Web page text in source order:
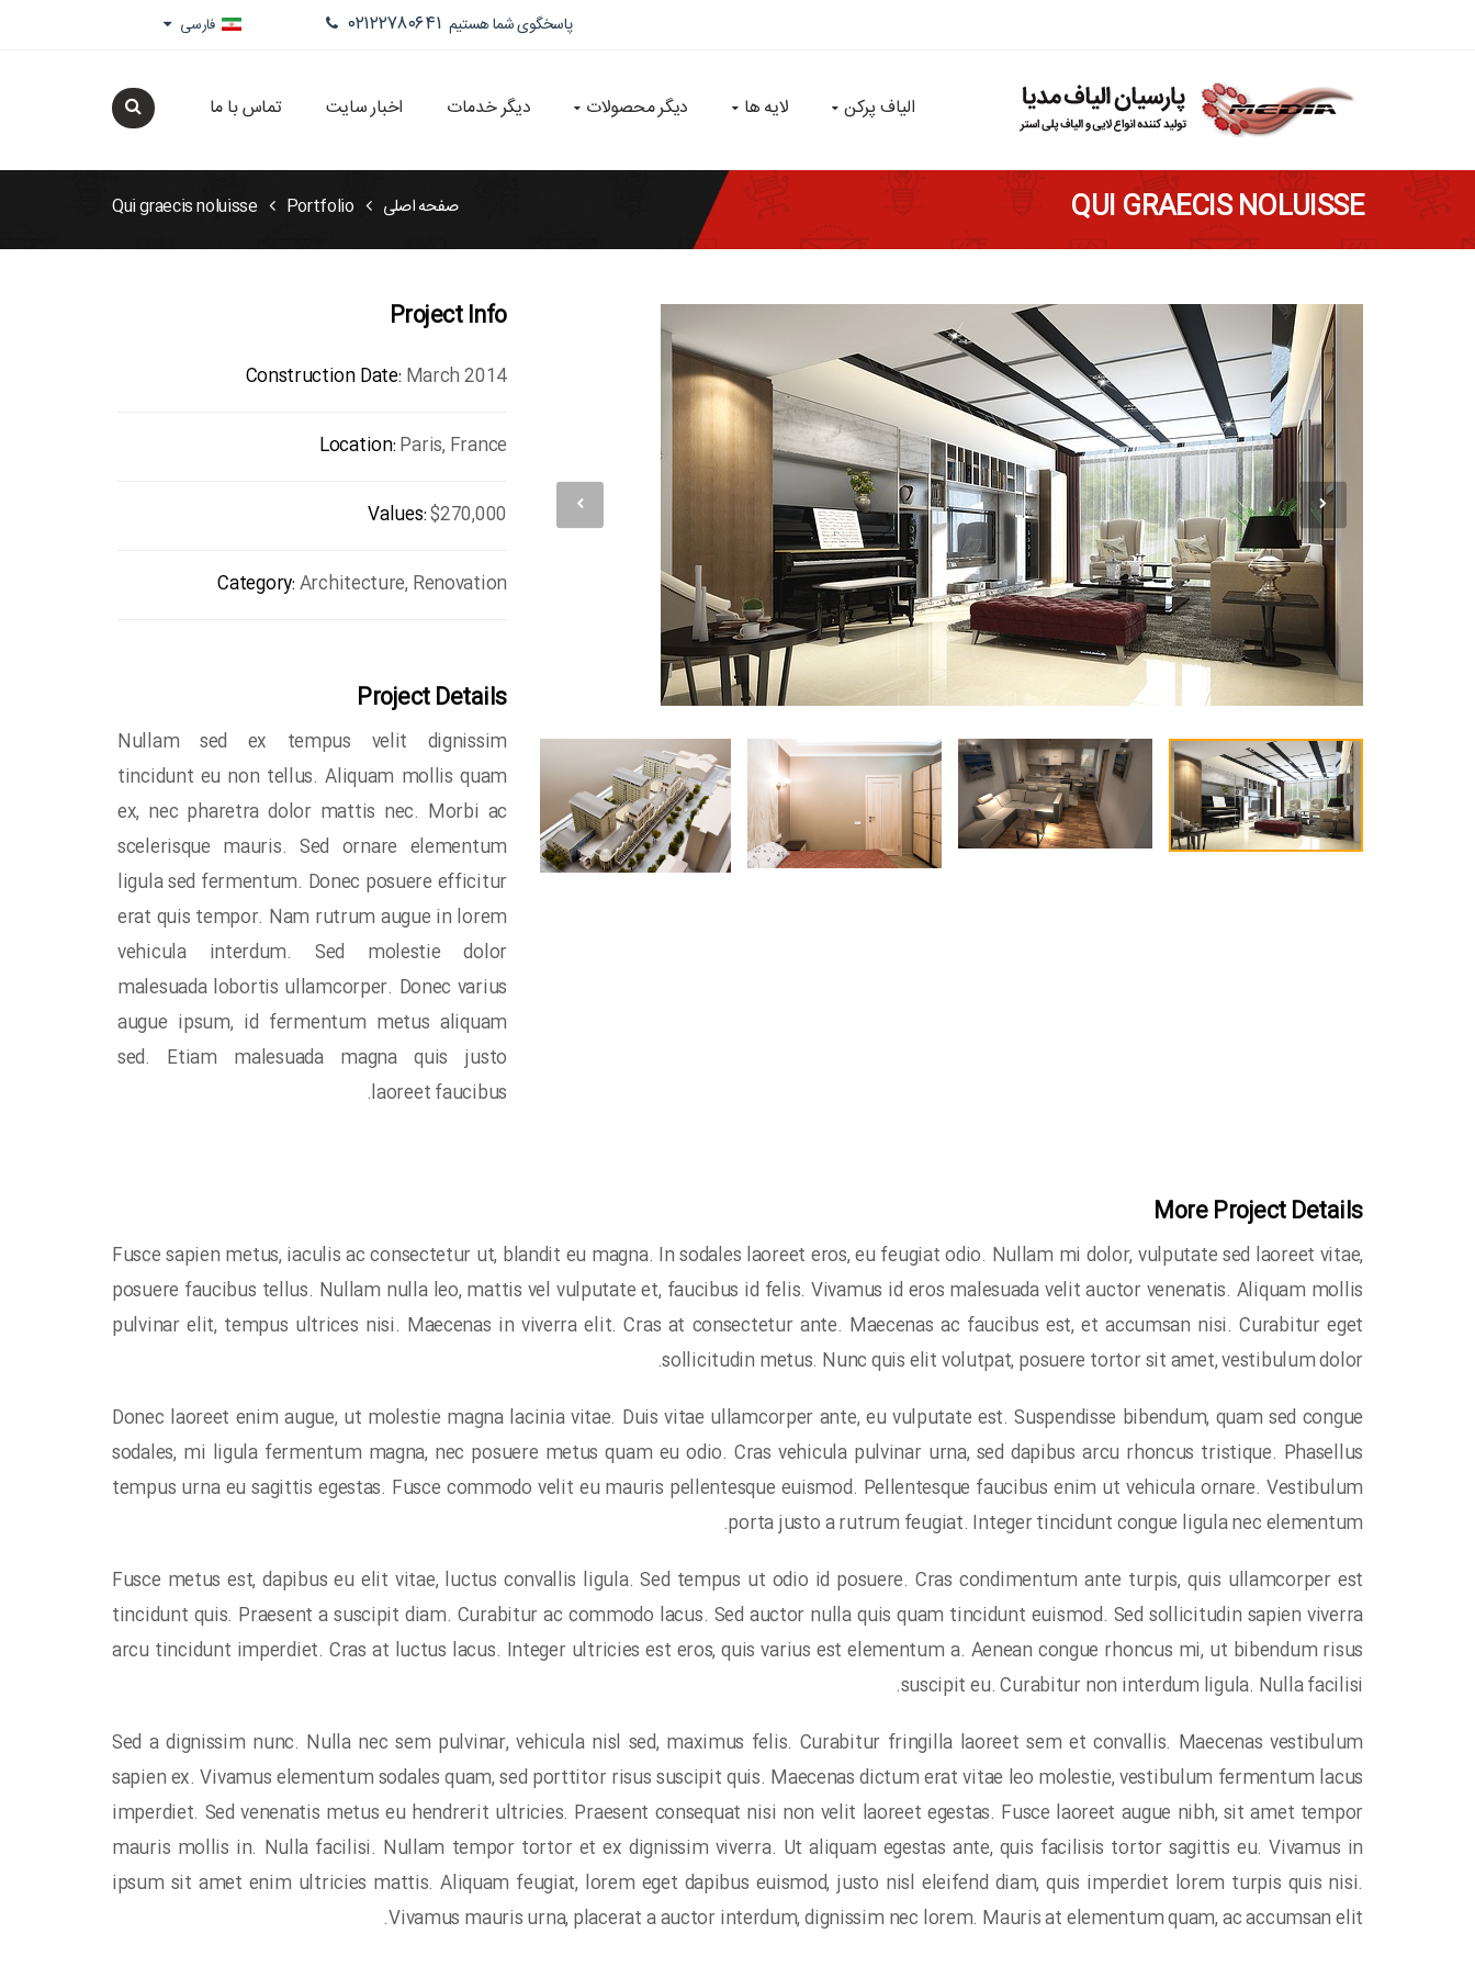
پاسخگوی شما هستیم ۰۲۱۲۲۷۸۰۶۴۱ فارسی
الیاف پرکن لایه ها دیگر محصولات دیگر خدمات اخبار سایت تماس با ما
QUI GRAECIS NOLUISSE صفحه اصلی Portfolio
Qui graecis noluisse
Project Info
Construction Date: March 2014
Location:Paris, France
Values:$270,000
Category:Architecture, Renovation
Project Details
Nullam sed ex tempus velit dignissim
tincidunt eu non tellus. Aliquam mollis quam
ex, nec pharetra dolor mattis nec. Morbi ac
scelerisque mauris. Sed ornare elementum
ligula sed fermentum. Donec posuere efficitur
erat quis tempor. Nam rutrum augue in lorem
vehicula interdum. Sed molestie dolor
malesuada lobortis ullamcorper. Donec varius
augue ipsum, id fermentum metus aliquam
sed. Etiam malesuada magna quis justo
laoreet faucibus.
More Project Details
Fusce sapien metus, iaculis ac consectetur ut, blandit eu magna. In sodales laoreet eros, eu feugiat odio. Nullam mi dolor, vulputate sed laoreet vitae,
posuere faucibus tellus. Nullam nulla leo, mattis vel vulputate et, faucibus id felis. Vivamus id eros malesuada velit auctor venenatis. Aliquam mollis
pulvinar elit, tempus ultrices nisi. Maecenas in viverra elit. Cras at consectetur ante. Maecenas ac faucibus est, et accumsan nisi. Curabitur eget
sollicitudin metus. Nunc quis elit volutpat, posuere tortor sit amet, vestibulum dolor.
Donec laoreet enim augue, ut molestie magna lacinia vitae. Duis vitae ullamcorper ante, eu vulputate est. Suspendisse bibendum, quam sed congue
sodales, mi ligula fermentum magna, nec posuere metus quam eu odio. Cras vehicula pulvinar urna, sed dapibus arcu rhoncus tristique. Phasellus
tempus urna eu sagittis egestas. Fusce commodo velit eu mauris pellentesque euismod. Pellentesque faucibus enim ut vehicula ornare. Vestibulum
porta justo a rutrum feugiat. Integer tincidunt congue ligula nec elementum.
Fusce metus est, dapibus eu elit vitae, luctus convallis ligula. Sed tempus ut odio id posuere. Cras condimentum ante turpis, quis ullamcorper est
tincidunt quis. Praesent a suscipit diam. Curabitur ac commodo lacus. Sed auctor nulla quis quam tincidunt euismod. Sed sollicitudin sapien viverra
arcu tincidunt imperdiet. Cras at luctus lacus. Integer ultricies est eros, quis varius est elementum a. Aenean congue rhoncus mi, ut bibendum risus
suscipit eu. Curabitur non interdum ligula. Nulla facilisi.
Sed a dignissim nunc. Nulla nec sem pulvinar, vehicula nisl sed, maximus felis. Curabitur fringilla laoreet sem et convallis. Maecenas vestibulum
sapien ex. Vivamus elementum sodales quam, sed porttitor risus suscipit quis. Maecenas dictum erat vitae leo molestie, vestibulum fermentum lacus
imperdiet. Sed venenatis metus eu hendrerit ultricies. Praesent consequat nisi non velit laoreet egestas. Fusce laoreet augue nibh, sit amet tempor
mauris mollis in. Nulla facilisi. Nullam tempor tortor et ex dignissim viverra. Ut aliquam egestas ante, quis facilisis tortor sagittis eu. Vivamus in
ipsum sit amet enim ultricies mattis. Aliquam feugiat, lorem eget dapibus euismod, justo nisl eleifend diam, quis imperdiet lorem turpis quis nisi.
Vivamus mauris urna, placerat a auctor interdum, dignissim nec lorem. Mauris at elementum quam, ac accumsan elit.